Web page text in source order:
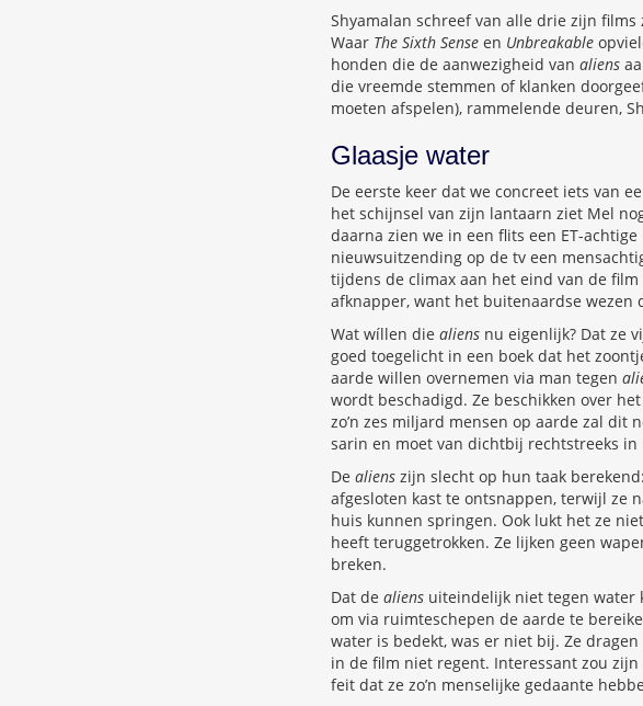
Shyamalan schreef van alle drie zijn
Waar The Sixth Sense en Unbreakable
honden die de aanwezigheid van aliens
die vreemde stemmen of klanken
moeten afspelen), rammelende deuren,
Glaasje water
De eerste keer dat we concreet iets van
het schijnsel van zijn lantaarn ziet Mel
daarna zien we in een flits een ET-
nieuwsuitzending op de tv een
tijdens de climax aan het eind van de film
afknapper, want het buitenaardse wezen
Wat wíllen die aliens nu eigenlijk? Dat ze
goed toegelicht in een boek dat het
aarde willen overnemen via man tegen
wordt beschadigd. Ze beschikken over
zo’n zes miljard mensen op aarde zal dit
sarin en moet van dichtbij rechtstreeks
De aliens zijn slecht op hun taak
afgesloten kast te ontsnappen, terwijl ze
huis kunnen springen. Ook lukt het ze
heeft teruggetrokken. Ze lijken geen
breken.
Dat de aliens uiteindelijk niet tegen water
om via ruimteschepen de aarde te
water is bedekt, was er niet bij. Ze
in de film niet regent. Interessant zou
feit dat ze zo’n menselijke gedaante